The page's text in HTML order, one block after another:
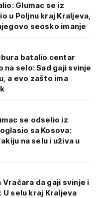
Glumac se iz
u Poljnu kraj Kraljeva,
seosko imanje
batalio centar
na selo: Sad gaji svinje
a evo zašto ima
se odselio iz
sa Kosova:
na selu i uživa u
Vračara da gaji svinje i
U selu kraj Kraljeva